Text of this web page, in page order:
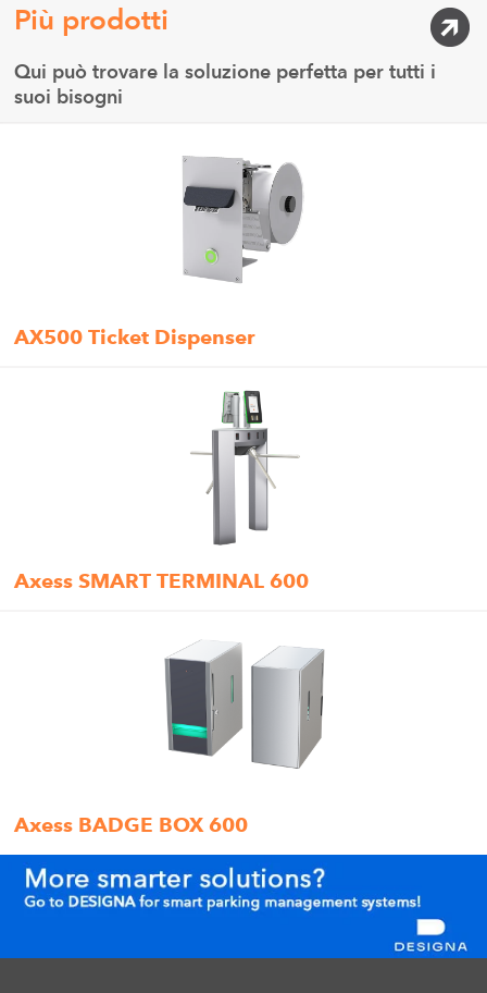
Più prodotti
Qui può trovare la soluzione perfetta per tutti i
suoi bisogni
AX500 Ticket Dispenser
Axess SMART TERMINAL 600
Axess BADGE BOX 600